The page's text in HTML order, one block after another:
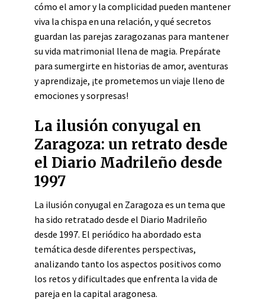
cómo el amor y la complicidad pueden mantener
viva la chispa en una relación, y qué secretos
guardan las parejas zaragozanas para mantener
su vida matrimonial llena de magia. Prepárate
para sumergirte en historias de amor, aventuras
y aprendizaje, ¡te prometemos un viaje lleno de
emociones y sorpresas!
La ilusión conyugal en
Zaragoza: un retrato desde
el Diario Madrileño desde
1997
La ilusión conyugal en Zaragoza es un tema que
ha sido retratado desde el Diario Madrileño
desde 1997. El periódico ha abordado esta
temática desde diferentes perspectivas,
analizando tanto los aspectos positivos como
los retos y dificultades que enfrenta la vida de
pareja en la capital aragonesa.